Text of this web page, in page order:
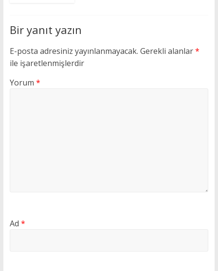
Bir yanıt yazın
E-posta adresiniz yayınlanmayacak. Gerekli alanlar*
ile işaretlenmişlerdir
Yorum *
Ad *